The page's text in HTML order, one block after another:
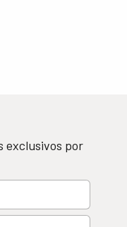
exclusivos por